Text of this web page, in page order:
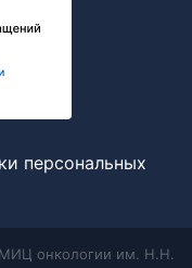
персональных
онкологии им. Н.Н.